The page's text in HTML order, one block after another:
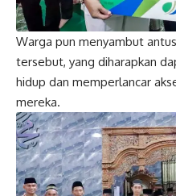
Warga pun menyambut
tersebut, yang diharapkan
hidup dan memperlancar
mereka.